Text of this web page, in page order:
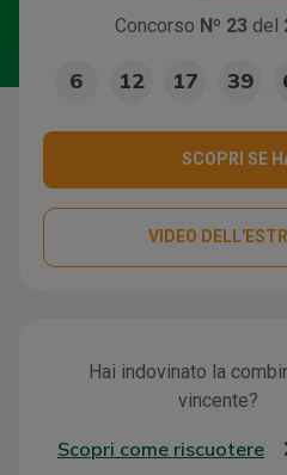
Concorso Nº 23 del
6 12 17 39
SCOPRI SE
VIDEO
Hai indovinato la
vincente?
Scopri come riscuotere